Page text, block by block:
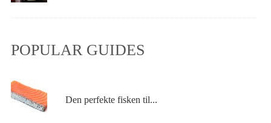
POPULAR GUIDES
Den perfekte fisken til...